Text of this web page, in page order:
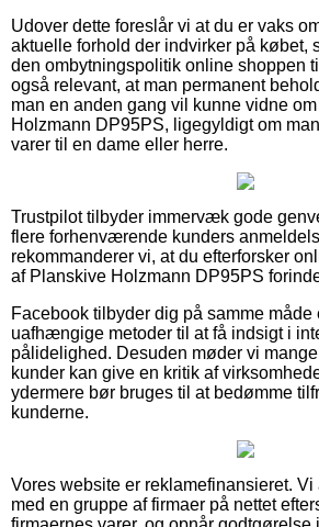
Udover dette foreslår vi at du er vaks
aktuelle forhold der indvirker på købet,
den ombytningspolitik online shoppen
også relevant, at man permanent
man en anden gang vil kunne vidne
Holzmann DP95PS, ligegyldigt om
varer til en dame eller herre.
Trustpilot tilbyder immervæk gode
flere forhenværende kunders
rekommanderer vi, at du efterforsker
af Planskive Holzmann DP95PS
Facebook tilbyder dig på samme
uafhængige metoder til at få indsigt i
pålidelighed. Desuden møder vi
kunder kan give en kritik af
ydermere bør bruges til at bedømme
kunderne.
Vores website er reklamefinansieret. Vi
med en gruppe af firmaer på nettet